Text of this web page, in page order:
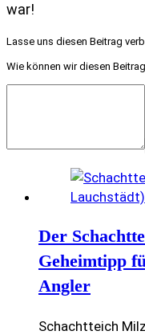
war!
Lasse uns diesen Beitrag
Wie können wir diesen
Der
Geheimtipp
Angler
Schachtteich